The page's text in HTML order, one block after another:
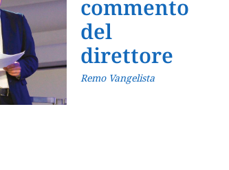
commento
del
direttore
Remo Vangelista